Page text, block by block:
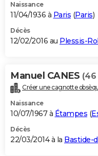
Naissance
11/04/1936 à Paris (Paris)
Décès
12/02/2016 au Plessis-
Manuel CANES (46
Créer une cagnotte
Naissance
10/07/1967 à Étampes (
Décès
22/03/2014 à la Bastide-